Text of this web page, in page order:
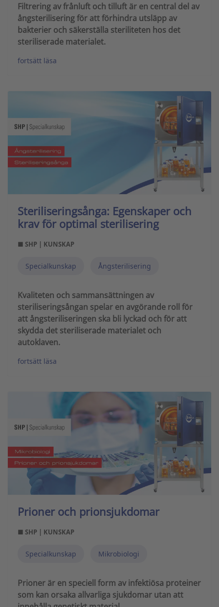
Filtrering av frånluft och tilluft är en central del av
ångsterilisering för att förhindra utsläpp av
bakterier och säkerställa steriliteten hos det
steriliserade materialet.
fortsätt läsa
Steriliseringsånga: Egenskaper och
krav för optimal sterilisering
■ SHP | KUNSKAP
Specialkunskap Ångsterilisering
Kvaliteten och sammansättningen av
steriliseringsångan spelar en avgörande roll för
att ångsteriliseringen ska bli lyckad och för att
skydda det steriliserade materialet och
autoklaven.
fortsätt läsa
Prioner och prionsjukdomar
■ SHP | KUNSKAP
Specialkunskap Mikrobiologi
Prioner är en speciell form av infektiösa proteiner
som kan orsaka allvarliga sjukdomar utan att